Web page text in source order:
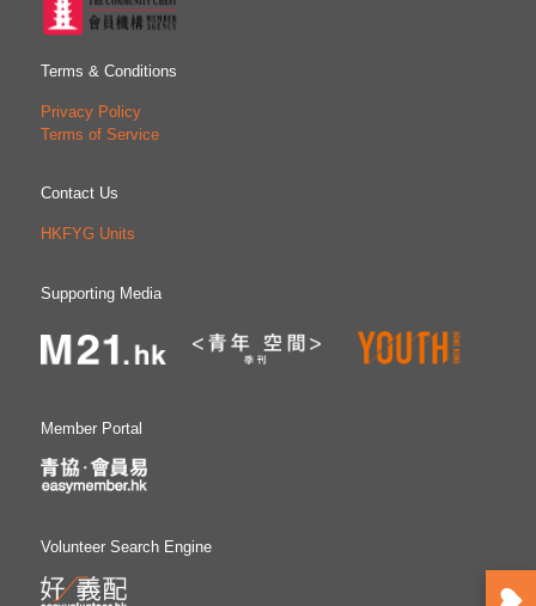
Terms & Conditions
Privacy Policy
Terms of Service
Contact Us
HKFYG Units
Supporting Media
Member Portal
Volunteer Search Engine